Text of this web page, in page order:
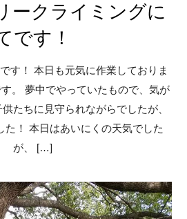
ークライミングに
です！
す！ 本日も元気に作業しておりま
。 夢中でやっていたもので、気が
たちに見守られながらでしたが、
た！ 本日はあいにくの天気でした
が、 […]